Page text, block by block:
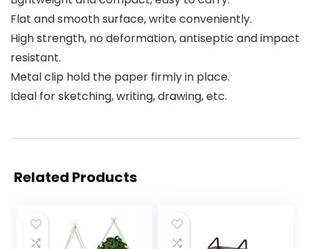
Flat and smooth surface, write conveniently.
High strength, no deformation, antiseptic and impact
resistant.
Metal clip hold the paper firmly in place.
Ideal for sketching, writing, drawing, etc.
Related Products